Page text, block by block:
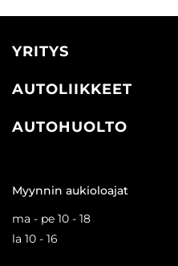
YRITYS
AUTOLIIKKEET
AUTOHUOLTO
Myynnin aukioloajat
ma - pe 10 - 18
la 10 - 16